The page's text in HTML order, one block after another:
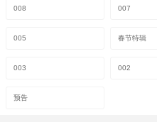
008 007
005 春节特辑
003 002
预告